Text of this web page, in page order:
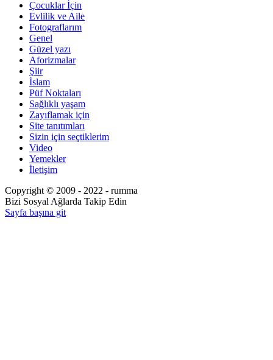
Çocuklar İçin
Evlilik ve Aile
Fotograflarım
Genel
Güzel yazı
Aforizmalar
Şiir
İslam
Püf Noktaları
Sağlıklı yaşam
Zayıflamak için
Site tanıtımları
Sizin için seçtiklerim
Video
Yemekler
İletişim
Copyright © 2009 - 2022 - rumma
Bizi Sosyal Ağlarda Takip Edin
Sayfa başına git